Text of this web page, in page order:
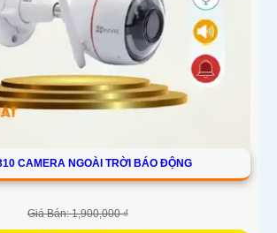
CAMERA NGOÀI TRỜI BÁO ĐỘNG
Giá Bán: 1,900,000 ₫